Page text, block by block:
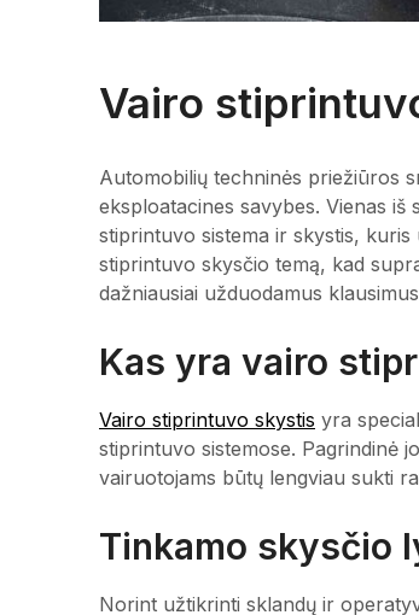
Vairo
Automobilių techninės priežiūros
eksploatacines savybes. Vienas
stiprintuvo sistema ir skystis, kuris
stiprintuvo skysčio temą, kad
dažniausiai užduodamus
Kas yra vairo
Vairo stiprintuvo skystis yra
stiprintuvo sistemose. Pagrindinė
vairuotojams būtų lengviau sukti
Tinkamo skysčio
Norint užtikrinti sklandų ir